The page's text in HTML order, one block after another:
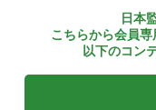
日本
こちらから会員専
以下のコン